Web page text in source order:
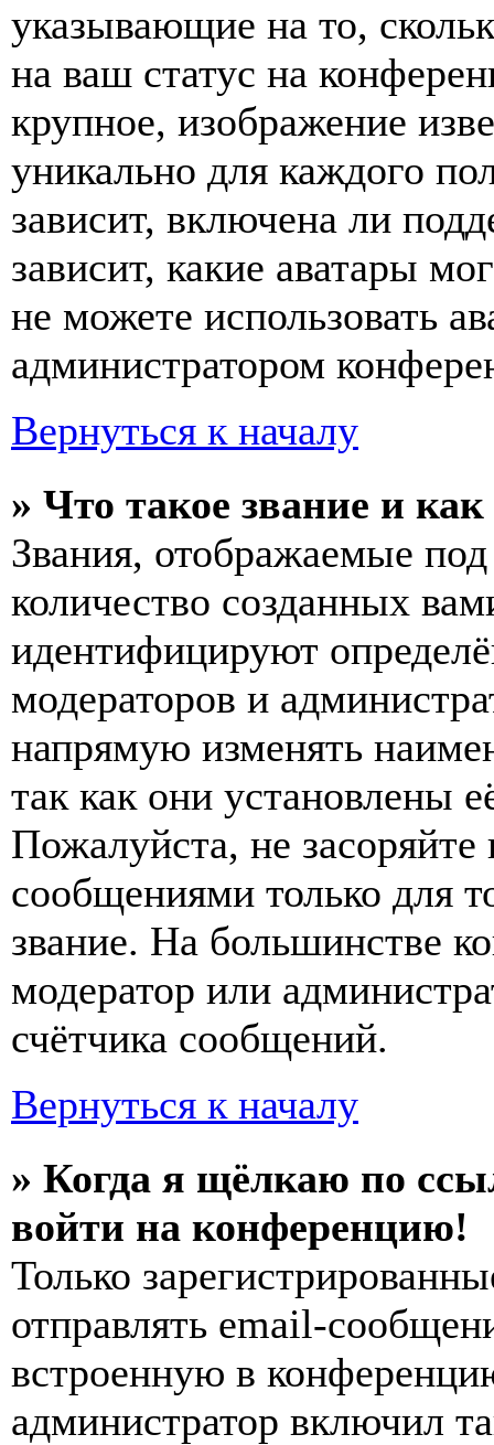
указывающие на то,
на ваш статус на
крупное, изображение
уникально для каждого
зависит, включена ли
зависит, какие аватары
не можете использовать
администратором
Вернуться к началу
» Что такое звание и
Звания, отображаемые
количество созданных
идентифицируют
модераторов и
напрямую изменять
так как они установлены
Пожалуйста, не
сообщениями только для
звание. На большинстве
модератор или
счётчика сообщений.
Вернуться к началу
» Когда я щёлкаю по
войти на конференцию!
Только
отправлять email-
встроенную в
администратор включил